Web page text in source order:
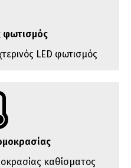
φωτισμός
LED φωτισμός
καθίσματος